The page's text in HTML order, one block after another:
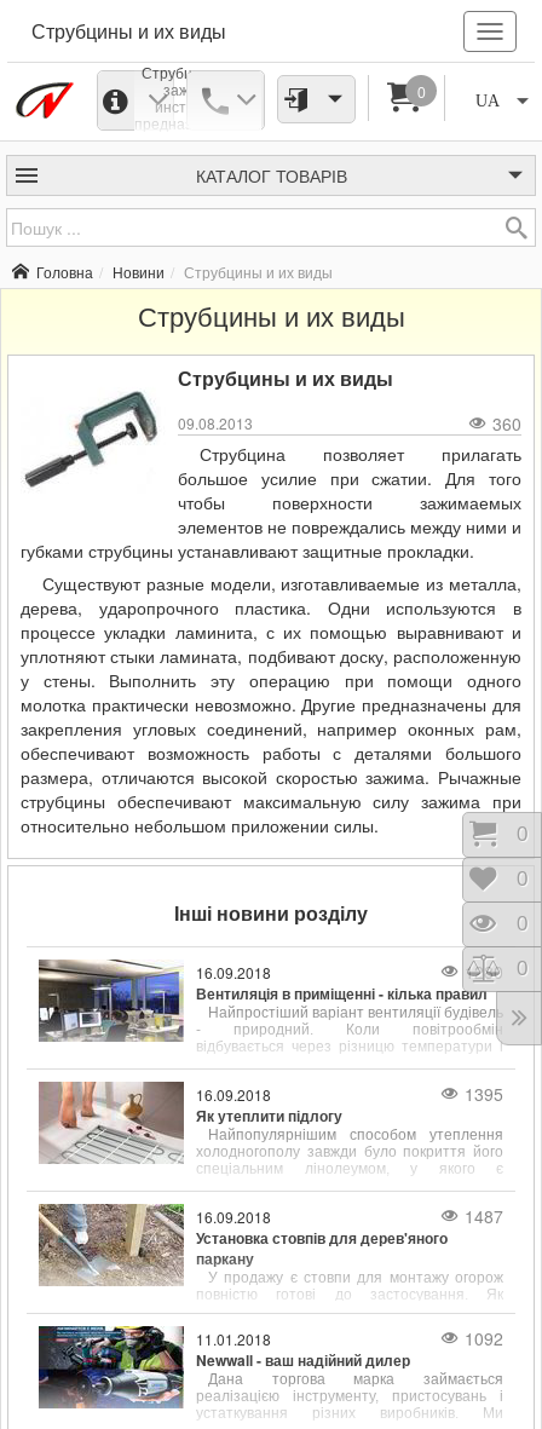
Струбцины и их виды
Струбцина - это
зажимной
инструмент,
предназначенный
для соединения
нескольких
элементов при их
склеивании или
прессовании, при
воздуховодов,
кровельных работ
т.д. Элементы
надежно
скрепляются и
необходимое
время.
UA
0
КАТАЛОГ ТОВАРІВ
Головна Новини Струбцины и их виды
Струбцины и их виды
Струбцины и их виды
09.08.2013
360
Струбцина позволяет прилагать
большое усилие при сжатии. Для того
чтобы поверхности зажимаемых
элементов не повреждались между ними и
губками струбцины устанавливают защитные прокладки.
Существуют разные модели, изготавливаемые из металла,
дерева, ударопрочного пластика. Одни используются в
процессе укладки ламинита, с их помощью выравнивают и
уплотняют стыки ламината, подбивают доску, расположенную
у стены. Выполнить эту операцию при помощи одного
молотка практически невозможно. Другие предназначены для
закрепления угловых соединений, например оконных рам,
обеспечивают возможность работы с деталями большого
размера, отличаются высокой скоростью зажима. Рычажные
струбцины обеспечивают максимальную силу зажима при
относительно небольшом приложении силы.
Інші новини розділу
16.09.2018 1280
Вентиляція в приміщенні - кілька правил
Найпростіший варіант вентиляції будівель
- природний. Коли повітрообмін
відбувається через різницю температури і
16.09.2018 1395
Як утеплити підлогу
Найпопулярнішим способом утеплення
холодногополу завжди було покриття його
спеціальним лінолеумом, у якого є
16.09.2018 1487
Установка стовпів для дерев'яного
паркану
У продажу є стовпи для монтажу огорож
повністю готові до застосування. Як
правило, вони вже покриті спеціальними
антигрибковими і ізолюючими складами.
11.01.2018 1092
Newwall - ваш надійний дилер
Дана торгова марка займається
реалізацією інструменту, пристосувань і
устаткування різних виробників. Ми
0
0
0
0